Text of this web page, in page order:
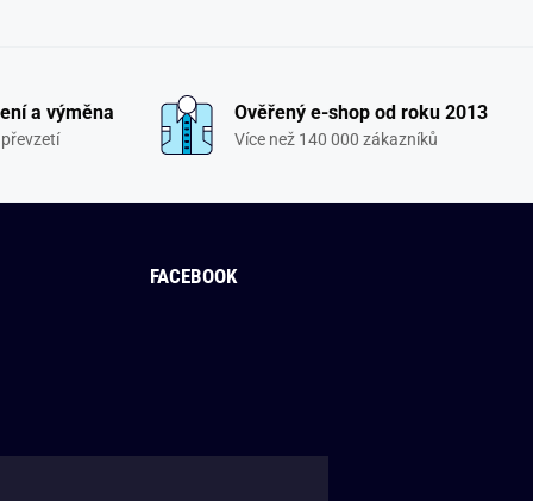
a výměna Ověřený e-shop od roku 2013
Více než 140 000 zákazníků
FACEBOOK